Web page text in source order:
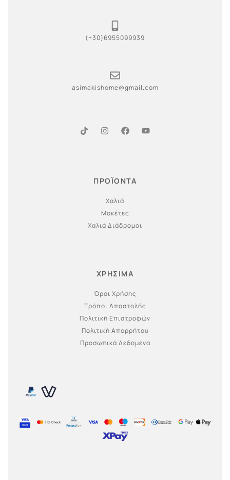
(+30)6955099939
asimakishome@gmail.com
ΠΡΟΪΟΝΤΑ
Χαλιά
Μοκέτες
Χαλιά Διάδρομοι
ΧΡΗΣΙΜΑ
Όροι Χρήσης
Τρόποι Αποστολής
Πολιτική Επιστροφών
Πολιτική Απορρήτου
Προσωπικά Δεδομένα